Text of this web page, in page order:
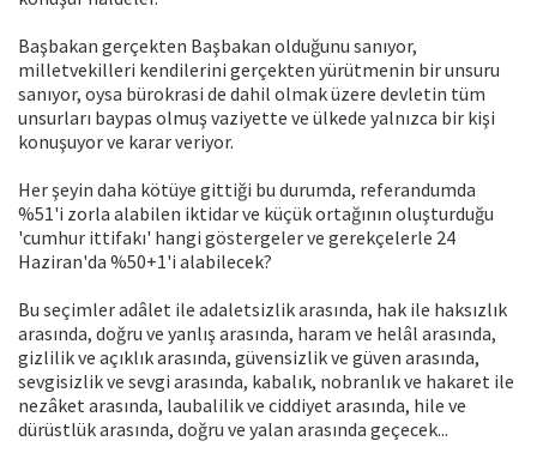
Başbakan gerçekten Başbakan olduğunu sanıyor,
milletvekilleri kendilerini gerçekten yürütmenin bir unsuru
sanıyor, oysa bürokrasi de dahil olmak üzere devletin tüm
unsurları baypas olmuş vaziyette ve ülkede yalnızca bir kişi
konuşuyor ve karar veriyor.
Her şeyin daha kötüye gittiği bu durumda, referandumda
%51'i zorla alabilen iktidar ve küçük ortağının oluşturduğu
'cumhur ittifakı' hangi göstergeler ve gerekçelerle 24
Haziran'da %50+1'i alabilecek?
Bu seçimler adâlet ile adaletsizlik arasında, hak ile haksızlık
arasında, doğru ve yanlış arasında, haram ve helâl arasında,
gizlilik ve açıklık arasında, güvensizlik ve güven arasında,
sevgisizlik ve sevgi arasında, kabalık, nobranlık ve hakaret ile
nezâket arasında, laubalilik ve ciddiyet arasında, hile ve
dürüstlük arasında, doğru ve yalan arasında geçecek...